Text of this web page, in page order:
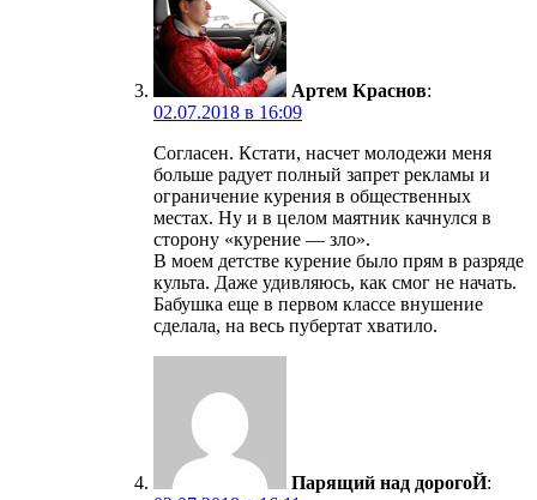
Артем Краснов:
02.07.2018 в 16:09
Согласен. Кстати, насчет молодежи меня
больше радует полный запрет рекламы и
ограничение курения в общественных
местах. Ну и в целом маятник качнулся в
сторону «курение — зло».
В моем детстве курение было прям в разряде
культа. Даже удивляюсь, как смог не начать.
Бабушка еще в первом классе внушение
сделала, на весь пубертат хватило.
Парящий над дорогоЙ: